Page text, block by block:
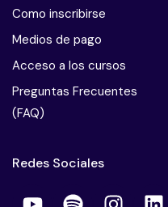
Como inscribirse
Medios de pago
Acceso a los cursos
Preguntas Frecuentes
(FAQ)
Redes Sociales